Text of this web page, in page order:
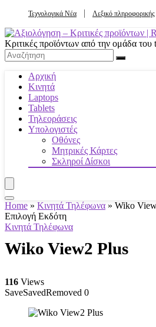
Τεχνολογικά Νέα Λεξικό πληροφορικής
Κριτικές προϊόντων από την ομάδα
Αρχική
Κινητά
Laptops
Tablets
Τηλεοράσεις
Υπολογιστές
Οθόνες
Μητρικές Κάρτες
Σκληροί Δίσκοι
Home » Κινητά Τηλέφωνα » Wiko
Επιλογή Εκδότη
Κινητά Τηλέφωνα
Wiko View2 Plus
116 Views
SaveSavedRemoved 0